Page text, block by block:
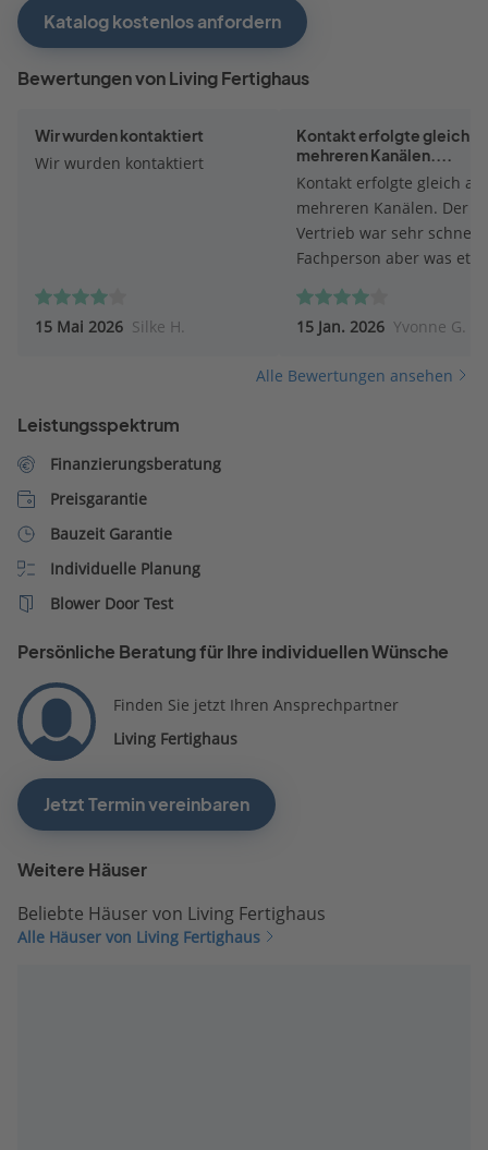
Katalog kostenlos anfordern
Bewertungen von Living Fertighaus
Wir wurden kontaktiert
Wir wurden kontaktiert
15 Mai 2026 Silke H.
Kontakt erfolgte gleich
mehreren Kanälen....
Kontakt erfolgte gleich auf
mehreren Kanälen. Der
Vertrieb war sehr schnell.
Fachperson aber was
Wir werden
keinen Termin machen -
Sinn.
15 Jan. 2026 Yvonne G.
Alle Bewertungen ansehen
Leistungsspektrum
Finanzierungsberatung
Preisgarantie
Bauzeit Garantie
Individuelle Planung
Blower Door Test
Persönliche Beratung für Ihre individuellen Wünsche
Finden Sie jetzt Ihren Ansprechpartner
Living Fertighaus
Jetzt Termin vereinbaren
Weitere Häuser
Beliebte Häuser von Living Fertighaus
Alle Häuser von Living Fertighaus